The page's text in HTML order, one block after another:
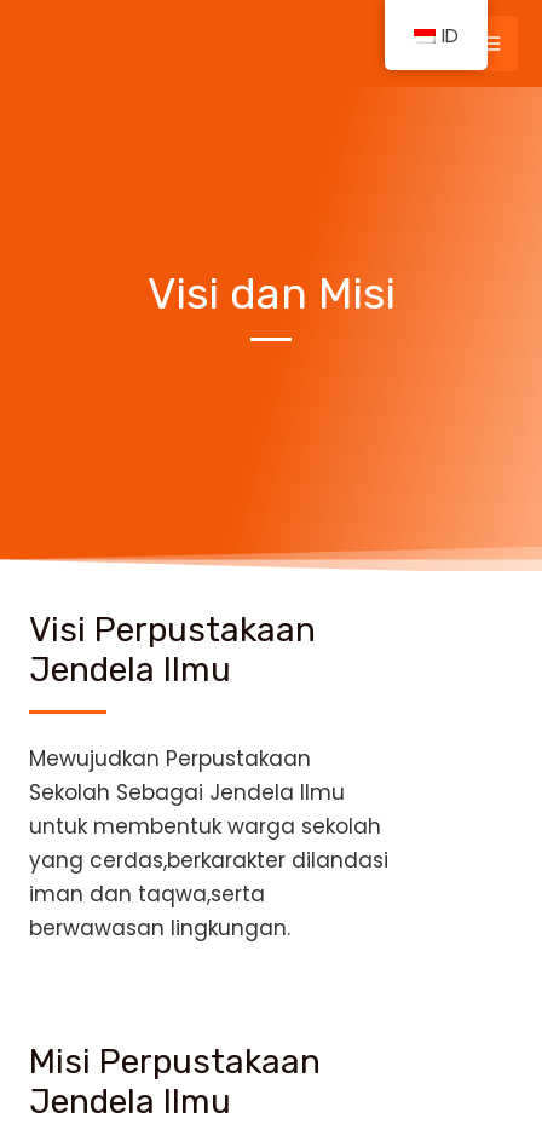
Main
Visi dan Misi
Visi Perpustakaan
Jendela Ilmu
Mewujudkan Perpustakaan
Sekolah Sebagai Jendela Ilmu
untuk membentuk warga sekolah
yang cerdas,berkarakter dilandasi
iman dan taqwa,serta
berwawasan lingkungan.
Misi Perpustakaan
Jendela Ilmu
ID